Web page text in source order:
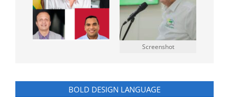
Screenshot
BOLD DESIGN LANGUAGE